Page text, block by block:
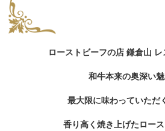
ローストビーフの店 鎌倉山 レ
和牛本来の奥深い
最大限に味わっていただ
香り高く焼き上げたロー